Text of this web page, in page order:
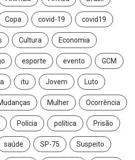
Copa covid-19 covid19
Cultura Economia
esporte evento GCM
itu Jovem Luto
Mulher Ocorrência
Polícia política Prisão
saúde SP-75 Suspeito